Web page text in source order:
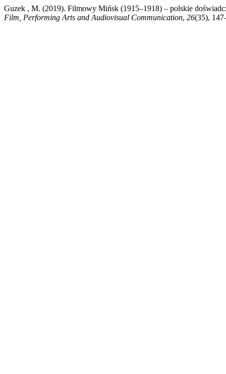
Guzek , M. (2019). Filmowy Mińsk (1915–1918) – polskie
Film, Performing Arts and Audiovisual Communication, 26(35),